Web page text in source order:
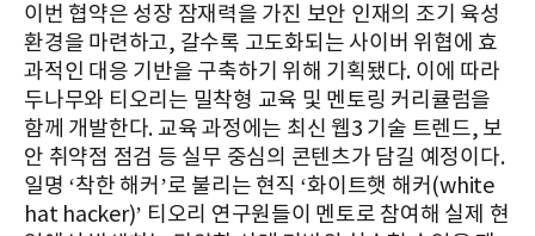
이번 협약은 성장 잠재력을 가진 보안 인재의 조기 육성
환경을 마련하고, 갈수록 고도화되는 사이버 위협에 효
과적인 대응 기반을 구축하기 위해 기획됐다. 이에 따라
두나무와 티오리는 밀착형 교육 및 멘토링 커리큘럼을
함께 개발한다. 교육 과정에는 최신 웹3 기술 트렌드, 보
안 취약점 점검 등 실무 중심의 콘텐츠가 담길 예정이다.
일명 ‘착한 해커’로 불리는 현직 ‘화이트햇 해커(white
hat hacker)’ 티오리 연구원들이 멘토로 참여해 실제 현